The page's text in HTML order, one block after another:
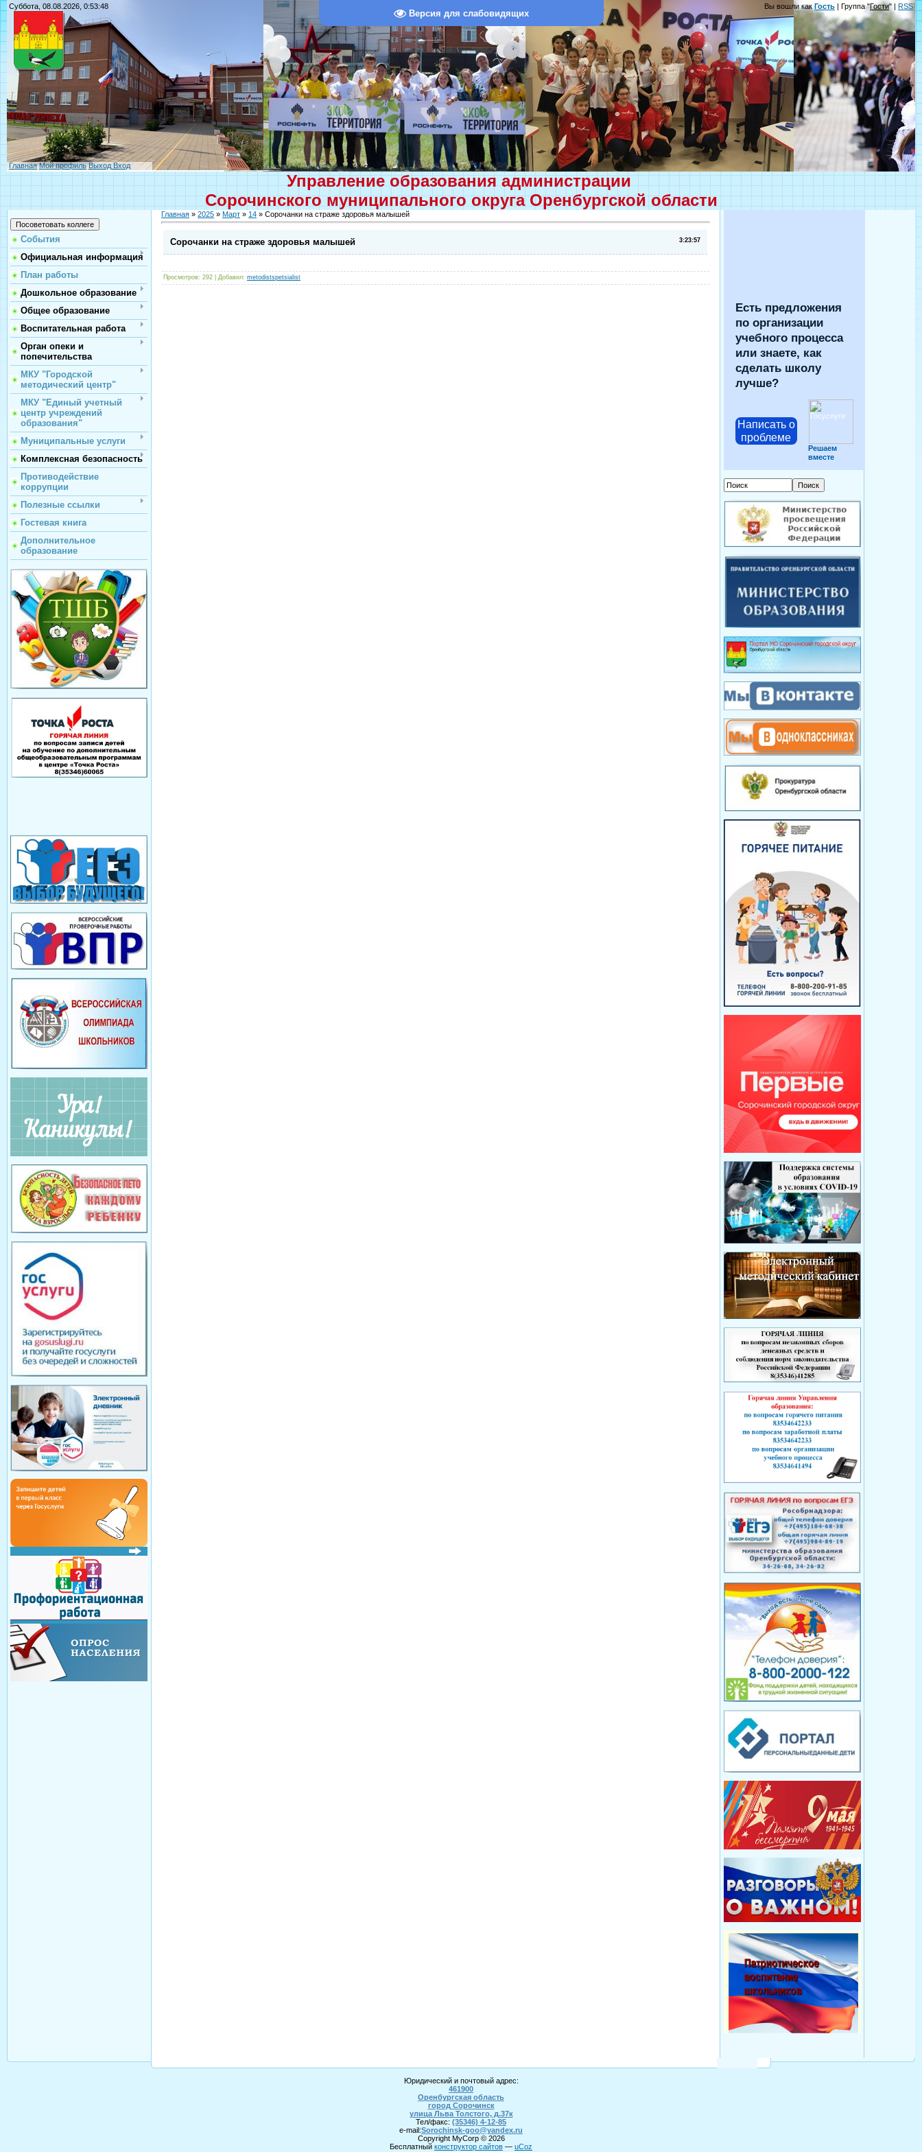
Версия для слабовидящих
Суббота, 08.08.2026, 0:53:48 Вы вошли какГость | Группа "Гости" | RSS
Главная Мой профиль Выход Вход
Управление образования администрации
Сорочинского муниципального округа Оренбургской области
События
Официальная информация
План работы
Дошкольное образование
Общее образование
Воспитательная работа
Орган опеки и
попечительства
МКУ "Городской
методический центр"
МКУ "Единый учетный
центр учреждений
образования"
Муниципальные услуги
Комплексная безопасность
Противодействие
коррупции
Полезные ссылки
Гостевая книга
Дополнительное
образование
Главная » 2025 » Март » 14 » Сорочанки на страже здоровья малышей
3:23:57
Сорочанки на страже здоровья малышей
Просмотров: 292 | Добавил: metodistspetsialist
Есть предложения
по организации
учебного процесса
или знаете, как
сделать школу
лучше?
Написать о
проблеме
Решаем
вместе
Юридический и почтовый адрес:
461900
Оренбургская область
город Сорочинск
улица Льва Толстого, д.37к
Тел/факс: (35346) 4-12-85
e-mail:Sorochinsk-goo@yandex.ru
Copyright MyCorp © 2026
Бесплатный конструктор сайтов — uCoz